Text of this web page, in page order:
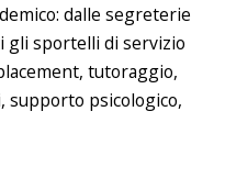
dalle segreterie
gli sportelli di servizio
tutoraggio,
psicologico,